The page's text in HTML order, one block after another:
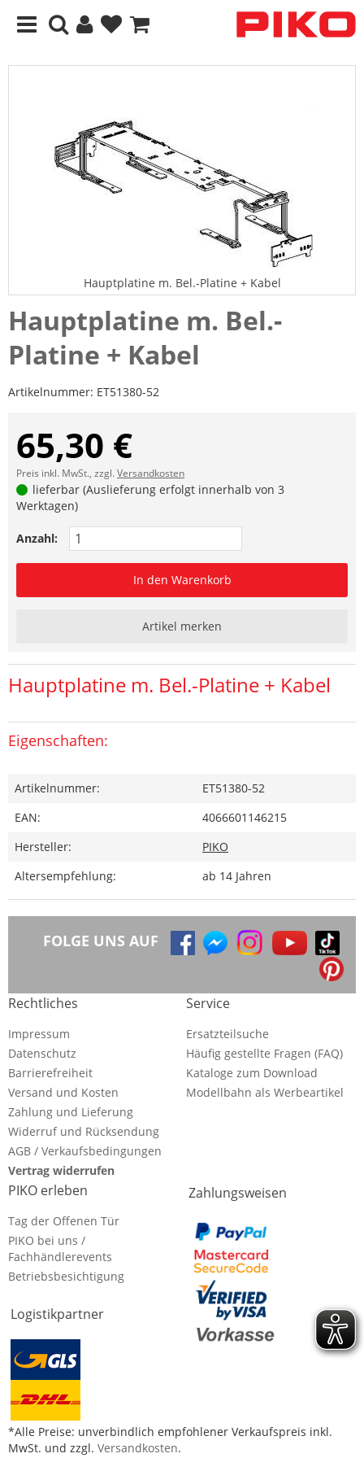
Hauptplatine m. Bel.-Platine + Kabel
Hauptplatine m. Bel.-
Platine + Kabel
Artikelnummer: ET51380-52
65,30 €
Preis inkl. MwSt., zzgl.Versandkosten
lieferbar (Auslieferung erfolgt innerhalb von 3
Werktagen)
Anzahl:
In den Warenkorb
Artikel merken
Hauptplatine m. Bel.-Platine + Kabel
Eigenschaften:
Artikelnummer:
ET51380-52
EAN:
4066601146215
Hersteller:
PIKO
Altersempfehlung:
ab 14 Jahren
FOLGE UNS AUF
Rechtliches
Impressum
Datenschutz
Barrierefreiheit
Versand und Kosten
Zahlung und Lieferung
Widerruf und Rücksendung
AGB / Verkaufsbedingungen
Vertrag widerrufen
Service
Ersatzteilsuche
Häufig gestellte Fragen (FAQ)
Kataloge zum Download
Modellbahn als Werbeartikel
PIKO erleben
Tag der Offenen Tür
PIKO bei uns /
Fachhändlerevents
Betriebsbesichtigung
Logistikpartner
Zahlungsweisen
*Alle Preise: unverbindlich empfohlener Verkaufspreis inkl.
MwSt. und zzgl. Versandkosten.